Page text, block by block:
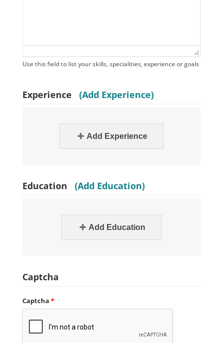
Use this field to list your skills, specialities, experience or goals
(Add Experience)
Add Experience
(Add Education)
Add Education
Captcha
Captcha *